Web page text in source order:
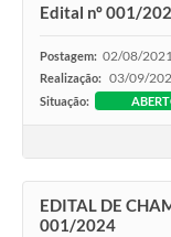
Notificações de
Notificações
Conselho Municipal
Galeria de Fotos
Edital nº 001/
Postagem: 02/08/
Realização: 03/09/
Situação:
EDITAL DE
001/2024